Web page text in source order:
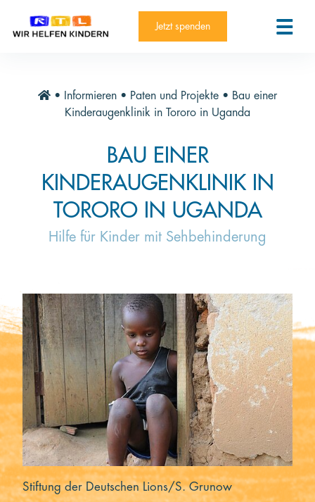
RTL-Spendenmarathon 2025
News
Informieren
Jahresberichte
Paten und Projekte
Trauer und Testament
Kooperieren
Organisationen
Unternehmen
Kontakt
Jetzt spenden
• Informieren • Paten und Projekte • Bau einer
Kinderaugenklinik in Tororo in Uganda
BAU EINER
KINDERAUGENKLINIK IN
TORORO IN UGANDA
Hilfe für Kinder mit Sehbehinderung
Stiftung der Deutschen Lions/S. Grunow